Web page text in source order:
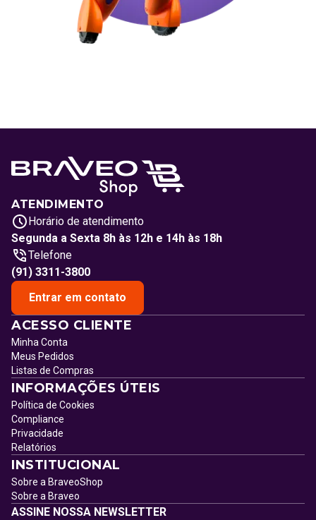
ATENDIMENTO
Horário de atendimento
Segunda a Sexta 8h às 12h e 14h às 18h
Telefone
(91) 3311-3800
Entrar em contato
ACESSO CLIENTE
Minha Conta
Meus Pedidos
Listas de Compras
INFORMAÇÕES ÚTEIS
Política de Cookies
Compliance
Privacidade
Relatórios
INSTITUCIONAL
Sobre a BraveoShop
Sobre a Braveo
ASSINE NOSSA NEWSLETTER